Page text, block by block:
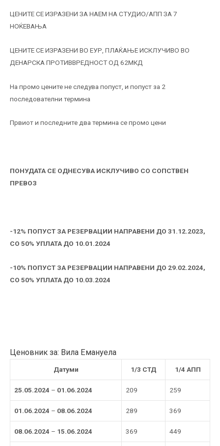
ЦЕНИТЕ СЕ ИЗРАЗЕНИ ЗА НАЕМ НА СТУДИО/АПП ЗА 7
НОЌЕВАЊА
ЦЕНИТЕ СЕ ИЗРАЗЕНИ ВО ЕУР, ПЛАЌАЊЕ ИСКЛУЧИВО ВО
ДЕНАРСКА ПРОТИВВРЕДНОСТ ОД 62МКД
На промо цените не следува попуст, и попуст за 2
последователни термина
Првиот и последните два термина се промо цени
ПОНУДАТА СЕ ОДНЕСУВА ИСКЛУЧИВО СО СОПСТВЕН
ПРЕВОЗ
-12% ПОПУСТ ЗА РЕЗЕРВАЦИИ НАПРАВЕНИ ДО 31.12.2023,
СО 50% УПЛАТА ДО 10.01.2024
-10% ПОПУСТ ЗА РЕЗЕРВАЦИИ НАПРАВЕНИ ДО 29.02.2024,
СО 50% УПЛАТА ДО 10.03.2024
Ценовник за: Вила Емануела
Датуми 1/3 СТД 1/4 АПП
25.05.2024 – 01.06.2024 209 259
01.06.2024 – 08.06.2024 289 369
08.06.2024 – 15.06.2024 369 449